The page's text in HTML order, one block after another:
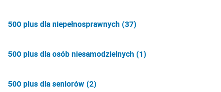
500 plus dla niepełnosprawnych (37)
500 plus dla osób niesamodzielnych (1)
500 plus dla seniorów (2)